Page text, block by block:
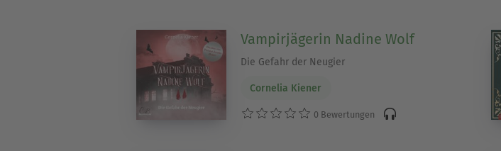
Vampirjägerin Nadine Wolf
Die Gefahr der Neugier
Cornelia Kiener
0 Bewertungen